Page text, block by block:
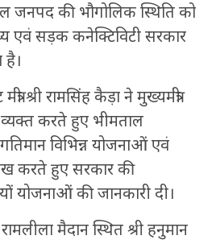
जनपद की भौगोलिक स्थिति को
एवं सड़क कनेक्टिविटी सरकार
है।
श्री रामसिंह कैड़ा ने मुख्यमंत्री
करते हुए भीमताल
गतिमान विभिन्न योजनाओं एवं
करते हुए सरकार की
योजनाओं की जानकारी दी।
मैदान स्थित श्री हनुमान